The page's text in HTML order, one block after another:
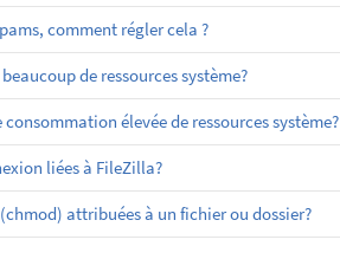
comment régler cela ?
de ressources système?
élevée de ressources système?
liées à FileZilla?
attribuées à un fichier ou dossier?